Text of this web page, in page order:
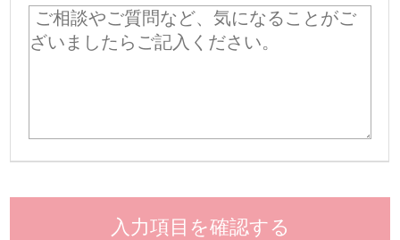
入力項目を確認する